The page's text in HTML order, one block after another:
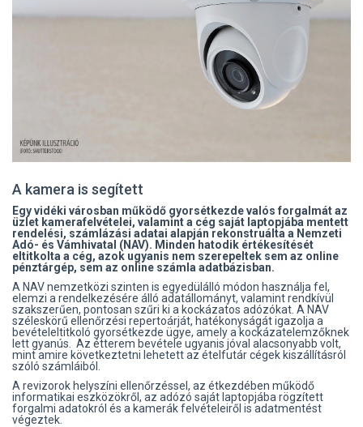
A kamera is segített
Egy vidéki városban működő gyorsétkezde valós forgalmát az
üzlet kamerafelvételei, valamint a cég saját laptopjába mentett
rendelési, számlázási adatai alapján rekonstruálta a Nemzeti
Adó- és Vámhivatal (NAV). Minden hatodik értékesítését
eltitkolta a cég, azok ugyanis nem szerepeltek sem az online
pénztárgép, sem az online számla adatbázisban.
A NAV nemzetközi szinten is egyedülálló módon használja fel,
elemzi a rendelkezésére álló adatállományt, valamint rendkívül
szakszerűen, pontosan szűri ki a kockázatos adózókat. A NAV
széleskörű ellenőrzési repertoárját, hatékonyságát igazolja a
bevételeltitkoló gyorsétkezde ügye, amely a kockázatelemzőknek
lett gyanús. Az étterem bevétele ugyanis jóval alacsonyabb volt,
mint amire következtetni lehetett az ételfutár cégek kiszállításról
szóló számláiból.
A revizorok helyszíni ellenőrzéssel, az étkezdében működő
informatikai eszközökről, az adózó saját laptopjába rögzített
forgalmi adatokról és a kamerák felvételeiről is adatmentést
végeztek.